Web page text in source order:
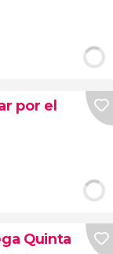
por el
Quinta